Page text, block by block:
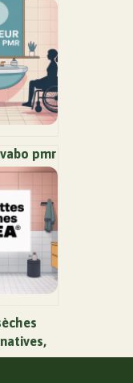
pmr
éviter
idées